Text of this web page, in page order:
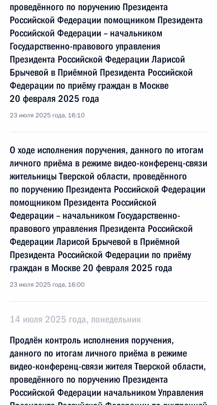
проведённого по поручению Президента
Российской Федерации помощником Президента
Российской Федерации – начальником
Государственно-правового управления
Президента Российской Федерации Ларисой
Брычевой в Приёмной Президента Российской
Федерации по приёму граждан в Москве
20 февраля 2025 года
23 июля 2025 года, 16:10
О ходе исполнения поручения, данного по итогам
личного приёма в режиме видео-конференц-связи
жительницы Тверской области, проведённого
по поручению Президента Российской Федерации
помощником Президента Российской
Федерации – начальником Государственно-
правового управления Президента Российской
Федерации Ларисой Брычевой в Приёмной
Президента Российской Федерации по приёму
граждан в Москве 20 февраля 2025 года
23 июля 2025 года, 16:00
14 июля 2025 года, понедельник
Продлён контроль исполнения поручения,
данного по итогам личного приёма в режиме
видео-конференц-связи жителя Тверской области,
проведённого по поручению Президента
Российской Федерации начальником Управления